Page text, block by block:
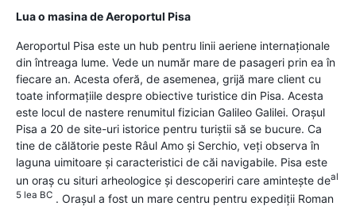
Lua o masina de Aeroportul Pisa
Aeroportul Pisa este un hub pentru linii aeriene internaţionale
din întreaga lume. Vede un număr mare de pasageri prin ea în
fiecare an. Acesta oferă, de asemenea, grijă mare client cu
toate informaţiile despre obiective turistice din Pisa. Acesta
este locul de nastere renumitul fizician Galileo Galilei. Oraşul
Pisa a 20 de site-uri istorice pentru turiştii să se bucure. Ca
tine de călătorie peste Râul Amo şi Serchio, veţi observa în
laguna uimitoare şi caracteristici de căi navigabile. Pisa este
un oraş cu situri arheologice şi descoperiri care aminteşte deal
5 lea BC
. Oraşul a fost un mare centru pentru expediţii Roman